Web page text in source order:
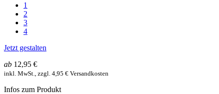
1
2
3
4
Jetzt gestalten
ab 12,95 €
inkl. MwSt., zzgl. 4,95 € Versandkosten
Infos zum Produkt